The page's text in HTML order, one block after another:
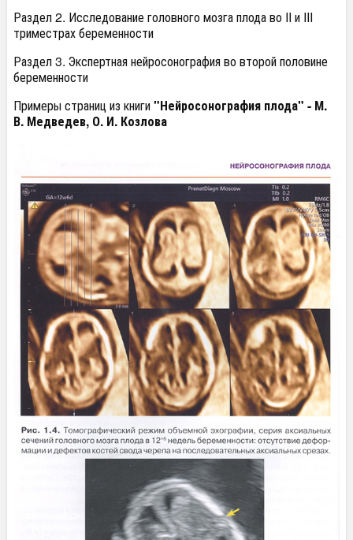
Раздел 2. Исследование головного мозга плода во II и III
триместрах беременности
Раздел 3. Экспертная нейросонография во второй половине
беременности
Примеры страниц из книги"Нейросонография плода" - М.
В. Медведев, О. И. Козлова